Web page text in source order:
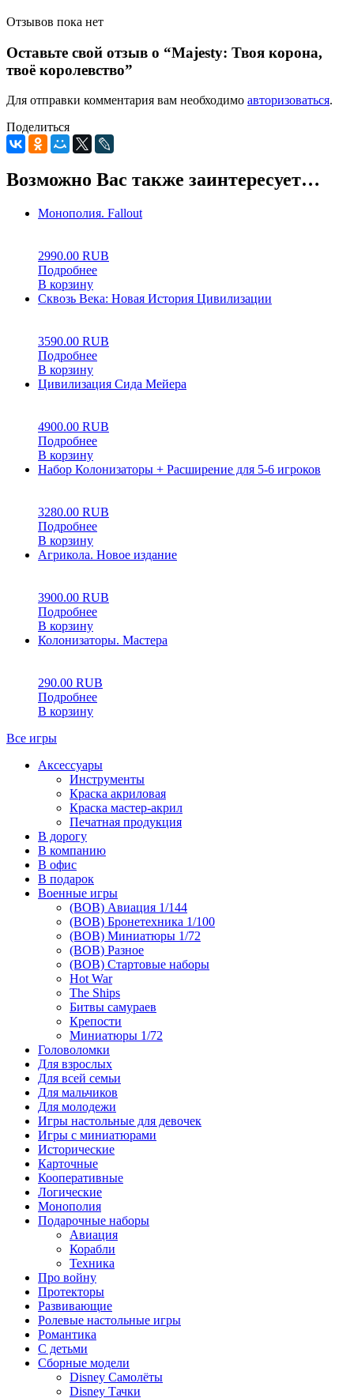
Отзывов пока нет
Оставьте свой отзыв о “Majesty: Твоя корона,
твоё королевство”
Для отправки комментария вам необходимо авторизоваться.
Поделиться
Возможно Вас также заинтересует…
Монополия. Fallout
2990.00 RUB
Подробнее
В корзину
Сквозь Века: Новая История Цивилизации
3590.00 RUB
Подробнее
В корзину
Цивилизация Сида Мейера
4900.00 RUB
Подробнее
В корзину
Набор Колонизаторы + Расширение для 5-6 игроков
3280.00 RUB
Подробнее
В корзину
Агрикола. Новое издание
3900.00 RUB
Подробнее
В корзину
Колонизаторы. Мастера
290.00 RUB
Подробнее
В корзину
Все игры
Аксессуары
Инструменты
Краска акриловая
Краска мастер-акрил
Печатная продукция
В дорогу
В компанию
В офис
В подарок
Военные игры
(ВОВ) Авиация 1/144
(ВОВ) Бронетехника 1/100
(ВОВ) Миниатюры 1/72
(ВОВ) Разное
(ВОВ) Стартовые наборы
Hot War
The Ships
Битвы самураев
Крепости
Миниатюры 1/72
Головоломки
Для взрослых
Для всей семьи
Для мальчиков
Для молодежи
Игры настольные для девочек
Игры с миниатюрами
Исторические
Карточные
Кооперативные
Логические
Монополия
Подарочные наборы
Авиация
Корабли
Техника
Про войну
Протекторы
Развивающие
Ролевые настольные игры
Романтика
С детьми
Сборные модели
Disney Самолёты
Disney Тачки